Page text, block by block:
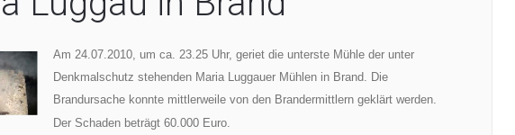
Am 24.07.2010, um ca. 23.25 Uhr, geriet die unterste Mühle der unter
Denkmalschutz stehenden Maria Luggauer Mühlen in Brand. Die
Brandursache konnte mittlerweile von den Brandermittlern geklärt werden.
Der Schaden beträgt 60.000 Euro.